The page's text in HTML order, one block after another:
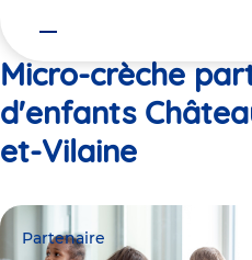
Micro-crèche
d'enfants
et-Vilaine
Partenaire